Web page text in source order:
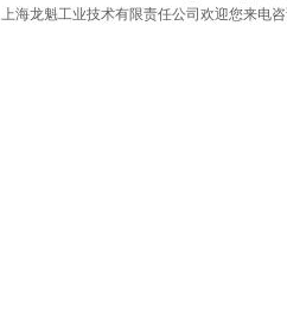
上海龙魁工业技术有限责任公司欢迎您来电